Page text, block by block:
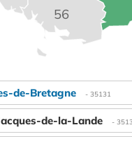
56
de-Bretagne - 35131
de-la-Lande -